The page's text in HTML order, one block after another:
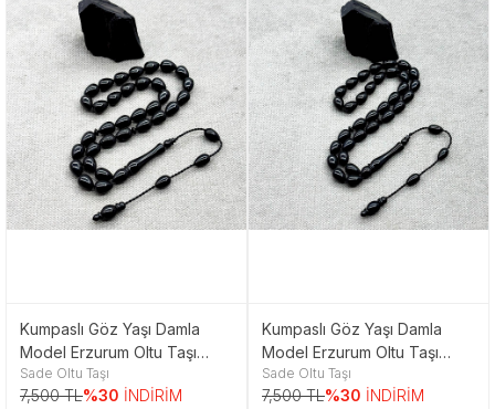
Kumpaslı Göz Yaşı Damla
Model Erzurum Oltu Taşı
Tesbih
Sade Oltu Taşı
7,500 TL%30 İNDİRİM
Kumpaslı Göz Yaşı Damla
Model Erzurum Oltu Taşı
Tesbih
Sade Oltu Taşı
7,500 TL%30 İNDİRİM